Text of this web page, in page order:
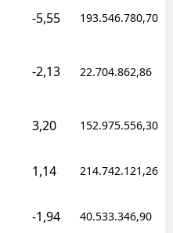
-5,55 193.546.780,70
-2,13 22.704.862,86
3,20 152.975.556,30
1,14 214.742.121,26
-1,94 40.533.346,90